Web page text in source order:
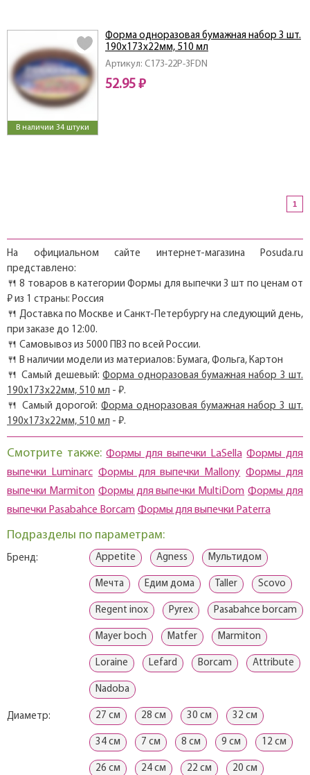
В наличии 34 штуки
Артикул: C173-22P-3FDN
Форма одноразовая бумажная набор 3 шт.
190x173x22мм, 510 мл
52.95 ₽
1
На официальном сайте интернет-магазина Posuda.ru
представлено:
🍴 8 товаров в категории Формы для выпечки 3 шт по ценам от
₽ из 1 страны: Россия
🍴 Доставка по Москве и Санкт-Петербургу на следующий день,
при заказе до 12:00.
🍴 Самовывоз из 5000 ПВЗ по всей России.
🍴 В наличии модели из материалов: Бумага, Фольга, Картон
🍴 Самый дешевый:Форма одноразовая бумажная набор 3 шт.
190x173x22мм, 510 мл - ₽.
🍴 Самый дорогой:Форма одноразовая бумажная набор 3 шт.
190x173x22мм, 510 мл - ₽.
Смотрите также:Формы для выпечки LaSella Формы для
выпечки Luminarc Формы для выпечки Mallony Формы для
выпечки Marmiton Формы для выпечки MultiDom Формы для
выпечки Pasabahce Borcam Формы для выпечки Paterra
Подразделы по параметрам:
Бренд: Appetite Agness Мультидом
Мечта Едим дома Taller Scovo
Regent inox Pyrex Pasabahce borcam
Mayer boch Matfer Marmiton
Loraine Lefard Borcam Attribute
Nadoba
Диаметр: 27 см 28 см 30 см 32 см
34 см 7 см 8 см 9 см 12 см
26 см 24 см 22 см 20 см